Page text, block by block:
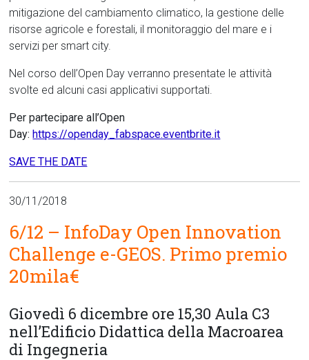
mitigazione del cambiamento climatico, la gestione delle
risorse agricole e forestali, il monitoraggio del mare e i
servizi per smart city.
Nel corso dell’Open Day verranno presentate le attività
svolte ed alcuni casi applicativi supportati.
Per partecipare all’Open
Day:https://openday_fabspace.eventbrite.it
SAVE THE DATE
30/11/2018
6/12 – InfoDay Open Innovation
Challenge e-GEOS. Primo premio
20mila€
Giovedì 6 dicembre ore 15,30 Aula C3
nell’Edificio Didattica della Macroarea
di Ingegneria